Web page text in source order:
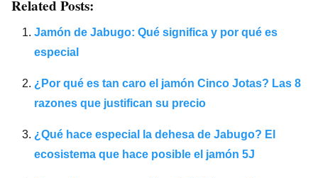
Related Posts:
Jamón de Jabugo: Qué significa y por qué es
especial
¿Por qué es tan caro el jamón Cinco Jotas? Las 8
razones que justifican su precio
¿Qué hace especial la dehesa de Jabugo? El
ecosistema que hace posible el jamón 5J